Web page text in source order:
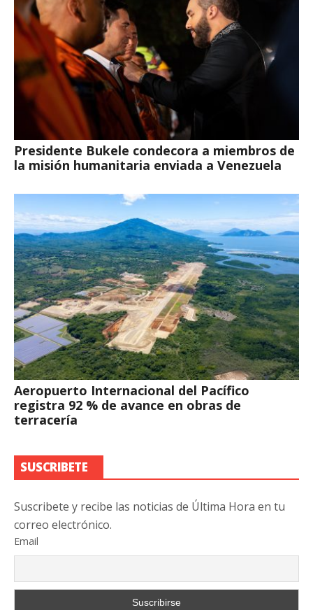
Presidente Bukele condecora a miembros de
la misión humanitaria enviada a Venezuela
Aeropuerto Internacional del Pacífico
registra 92 % de avance en obras de
terracería
SUSCRIBETE
Suscribete y recibe las noticias de Última Hora en tu
correo electrónico.
Email